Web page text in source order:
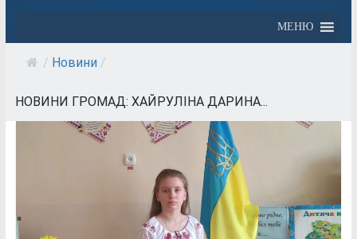
МЕНЮ
/ Новини /
НОВИНИ ГРОМАД: ХАЙРУЛІНА ДАРИНА...